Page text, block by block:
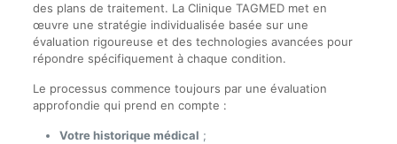
des plans de traitement. La Clinique TAGMED met en
œuvre une stratégie individualisée basée sur une
évaluation rigoureuse et des technologies avancées pour
répondre spécifiquement à chaque condition.
Le processus commence toujours par une évaluation
approfondie qui prend en compte :
Votre historique médical ;